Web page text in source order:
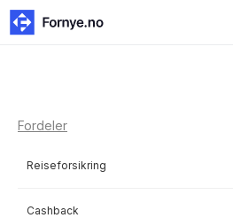
Fordeler
Reiseforsikring
Cashback